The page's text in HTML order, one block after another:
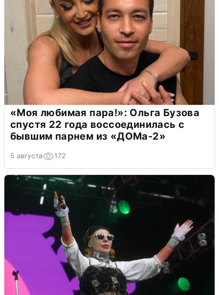
«Моя любимая пара!»: Ольга Бузова
спустя 22 года воссоединилась с
бывшим парнем из «ДОМа-2»
5 августа 172